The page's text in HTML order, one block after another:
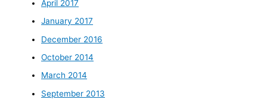
April 2017
January 2017
December 2016
October 2014
March 2014
September 2013